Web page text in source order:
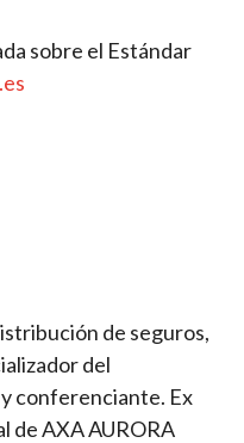
sobre el Estándar
de seguros,
del
conferenciante. Ex
de AXA AURORA